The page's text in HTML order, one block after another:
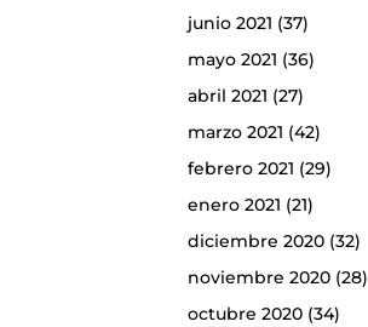
junio 2021 (37)
mayo 2021 (36)
abril 2021 (27)
marzo 2021 (42)
febrero 2021 (29)
enero 2021 (21)
diciembre 2020(32)
noviembre 2020(28)
octubre 2020(34)